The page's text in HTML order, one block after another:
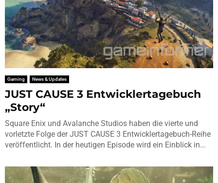
Gaming News & Updates
JUST CAUSE 3 Entwicklertagebuch
„Story“
Square Enix und Avalanche Studios haben die vierte und
vorletzte Folge der JUST CAUSE 3 Entwicklertagebuch-Reihe
veröffentlicht. In der heutigen Episode wird ein Einblick in...